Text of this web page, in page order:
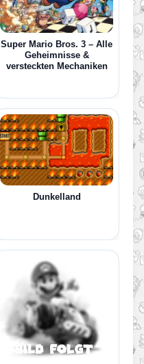
Super Mario Bros. 3 – Alle
Geheimnisse &
versteckten Mechaniken
Dunkelland